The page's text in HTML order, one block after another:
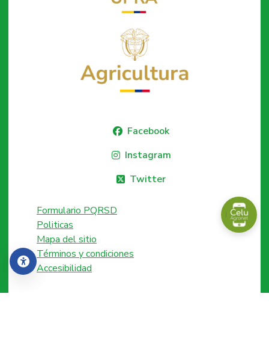
Accesibilidad
Facebook
Instagram
Twitter
Formulario PQRSD
Politicas
Mapa del sitio
Términos y condiciones
Accesibilidad